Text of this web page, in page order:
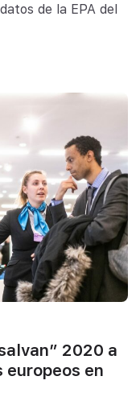
de la EPA del
2020 a
europeos en